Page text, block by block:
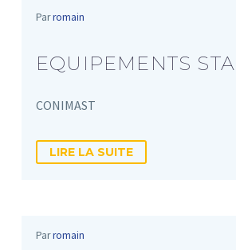
Parromain
EQUIPEMENTS
CONIMAST
LIRE LA SUITE
Parromain